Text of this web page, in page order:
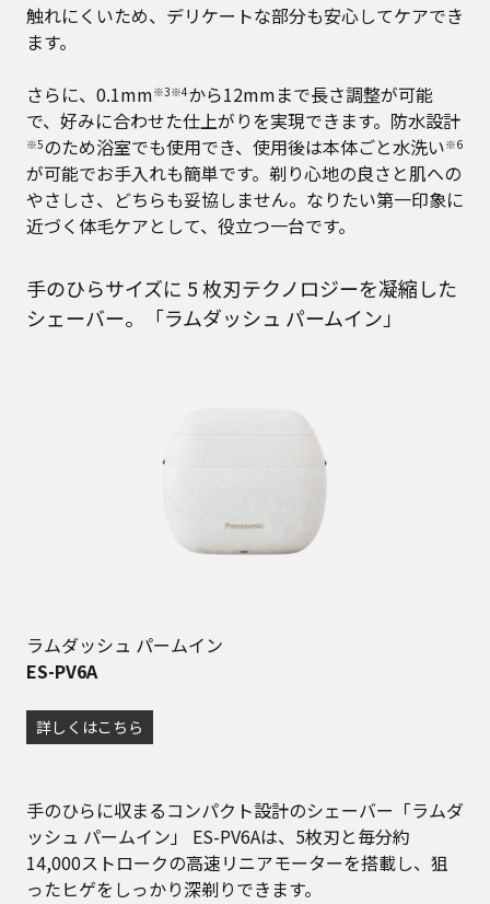
触れにくいため、デリケートな部分も安心してケアでき
ます。
さらに、0.1mm※3※4から12mmまで長さ調整が可能
で、好みに合わせた仕上がりを実現できます。防水設計
※5のため浴室でも使用でき、使用後は本体ごと水洗い※6
が可能でお手入れも簡単です。剃り心地の良さと肌への
やさしさ、どちらも妥協しません。なりたい第一印象に
近づく体毛ケアとして、役立つ一台です。
手のひらサイズに 5 枚刃テクノロジーを凝縮した
シェーバー。「ラムダッシュ パームイン」
ラムダッシュ パームイン
ES-PV6A
詳しくはこちら
手のひらに収まるコンパクト設計のシェーバー「ラムダ
ッシュ パームイン」 ES-PV6Aは、5枚刃と毎分約
14,000ストロークの高速リニアモーターを搭載し、狙
ったヒゲをしっかり深剃りできます。